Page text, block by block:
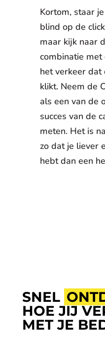
Kortom, staar
blind op de
maar kijk naar
combinatie
het verkeer dat
klikt. Neem de
als een van de
succes van de
meten. Het is
zo dat je liever
hebt dan een
SNEL
HOE JIJ
MET JE